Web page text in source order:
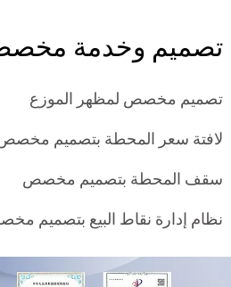
تصميم وخدمة
تصميم مخصص لمظهر الموزع
لافتة سعر المحطة بتصميم
سقف المحطة بتصميم مخصص
نظام إدارة نقاط البيع بتصميم